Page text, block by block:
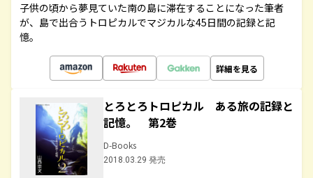
子供の頃から夢見ていた南の島に滞在することになった筆者
が、島で出合うトロピカルでマジカルな45日間の記録と記
憶。
詳細を見る
とろとろトロピカル ある旅の記録と
記憶。 第2巻
D-Books
2018.03.29 発売